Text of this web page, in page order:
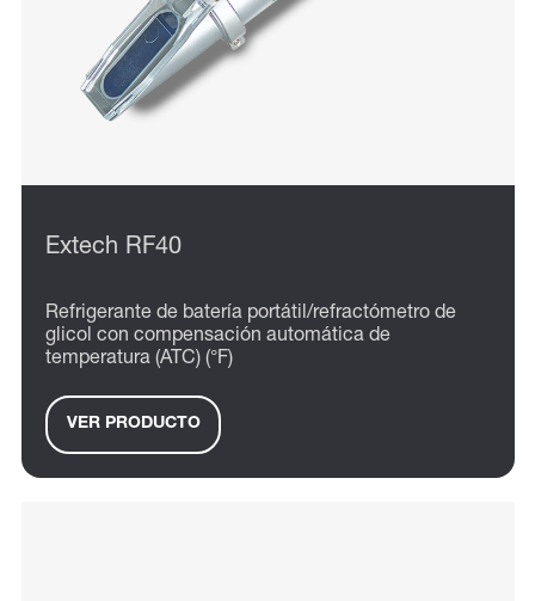
Extech RF40
Refrigerante de batería portátil/refractómetro de
glicol con compensación automática de
temperatura (ATC) (°F)
VER PRODUCTO